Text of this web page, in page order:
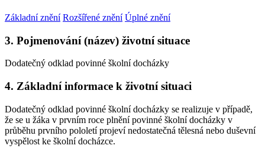
Základní znění Rozšířené znění Úplné znění
3. Pojmenování (název) životní situace
Dodatečný odklad povinné školní docházky
4. Základní informace k životní situaci
Dodatečný odklad povinné školní docházky se realizuje v případě,
že se u žáka v prvním roce plnění povinné školní docházky v
průběhu prvního pololetí projeví nedostatečná tělesná nebo duševní
vyspělost ke školní docházce.